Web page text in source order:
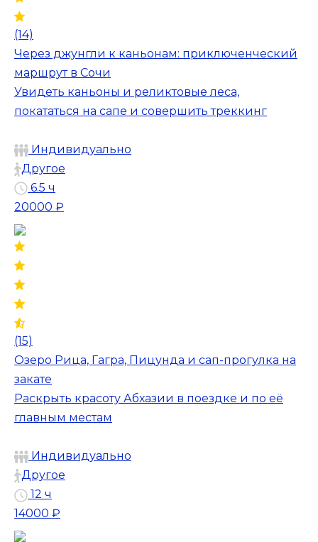
(14)
Через джунгли к каньонам: приключенческий
маршрут в Сочи
Увидеть каньоны и реликтовые леса,
покататься на сапе и совершить треккинг
Индивидуально
Другое
6.5 ч
20000 ₽
(15)
Озеро Рица, Гагра, Пицунда и сап-прогулка на
закате
Раскрыть красоту Абхазии в поездке и по её
главным местам
Индивидуально
Другое
12 ч
14000 ₽